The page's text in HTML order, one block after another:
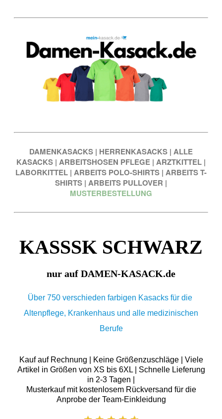
DAMENKASACKS | HERRENKASACKS | ALLE
KASACKS | ARBEITSHOSEN PFLEGE | ARZTKITTEL |
LABORKITTEL | ARBEITS POLO-SHIRTS | ARBEITS T-
SHIRTS | ARBEITS PULLOVER |
MUSTERBESTELLUNG
KASSSK SCHWARZ
nur auf DAMEN-KASACK.de
Über 750 verschieden farbigen Kasacks für die
Altenpflege, Krankenhaus und alle medizinischen
Berufe
Kauf auf Rechnung | Keine Größenzuschläge | Viele
Artikel in Größen von XS bis 6XL | Schnelle Lieferung
in 2-3 Tagen |
Musterkauf mit kostenlosem Rückversand für die
Anprobe der Team-Einkleidung